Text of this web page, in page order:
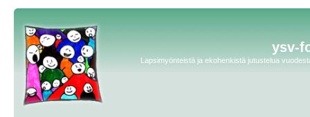
ysv-
Lapsimyönteistä ja ekohenkistä jutustelua